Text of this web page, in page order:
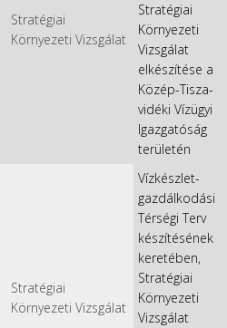
Stratégiai
Környezeti Vizsgálat
Stratégiai
Környezeti
Vizsgálat
elkészítése a
Közép-Tisza-
vidéki Vízügyi
Igazgatóság
területén
Stratégiai
Környezeti Vizsgálat
Vízkészlet-
gazdálkodási
Térségi Terv
készítésének
keretében,
Stratégiai
Környezeti
Vizsgálat